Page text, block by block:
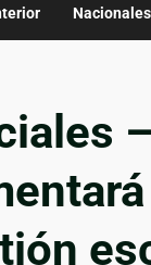
Nacionales